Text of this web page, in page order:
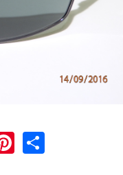
Pinterest